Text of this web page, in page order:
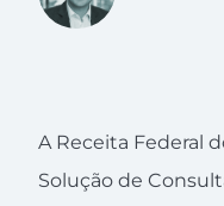
A Receita Federal
Solução de